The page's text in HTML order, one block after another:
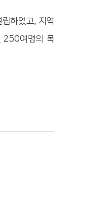
하였고, 지역
250여명의 목